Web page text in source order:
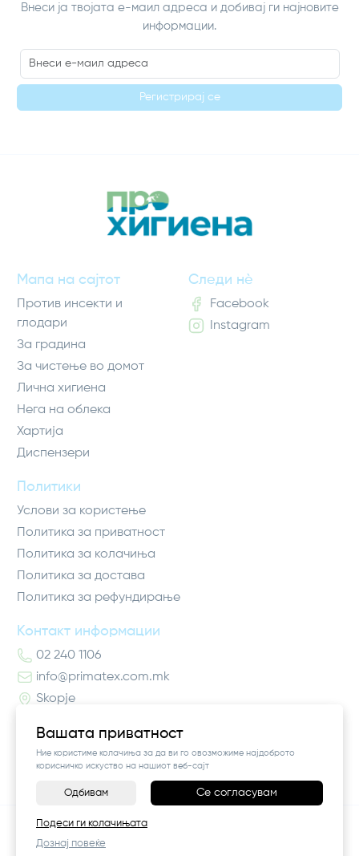
Вашата приватност
Ние користиме колачиња за да ви го овозможиме најдоброто
корисничко искуство на нашиот веб-сајт
Одбивам Се согласувам
Подеси ги колачињата
Дознај повеќе
Внеси ја твојата е-маил адреса и добивај ги најновите
информации.
Регистрирај се
Мапа на сајтот
Против инсекти и
глодари
За градина
За чистење во домот
Лична хигиена
Нега на облека
Хартија
Диспензери
Политики
Услови за користење
Политика за приватност
Политика за колачиња
Политика за достава
Политика за рефундирање
Контакт информации
02 240 1106
info@primatex.com.mk
Skopje
Следи нè
Facebook
Instagram
©2026Vendor x
Поставки за колачиња